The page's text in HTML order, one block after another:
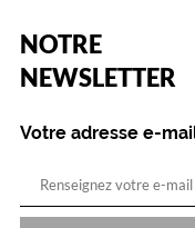
NOTRE
NEWSLETTER
Name
Votre adresse e-
(Ce
champ
est
obligatoire)